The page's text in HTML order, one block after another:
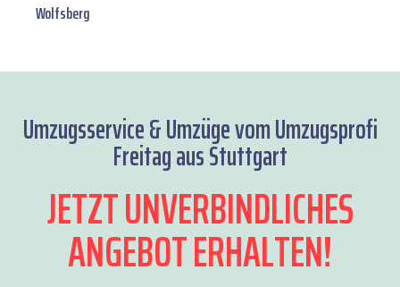
Wolfsberg
Umzugsservice & Umzüge vom Umzugsprofi
Freitag aus Stuttgart
JETZT UNVERBINDLICHES
ANGEBOT ERHALTEN!